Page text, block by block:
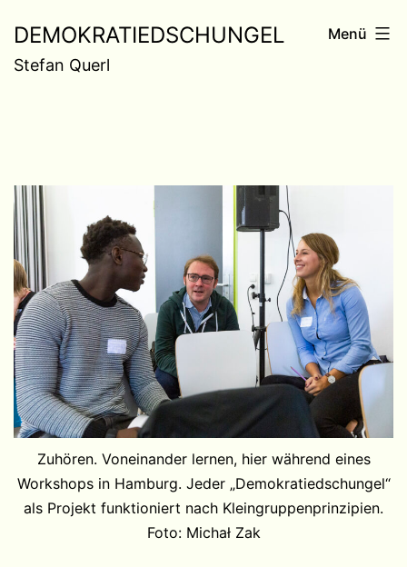
Inhalt
springen
DEMOKRATIEDSCHUNGEL
Stefan Querl
Menü
Zuhören. Voneinander lernen, hier während eines
Workshops in Hamburg. Jeder „Demokratiedschungel“
als Projekt funktioniert nach Kleingruppenprinzipien.
Foto: Michał Zak